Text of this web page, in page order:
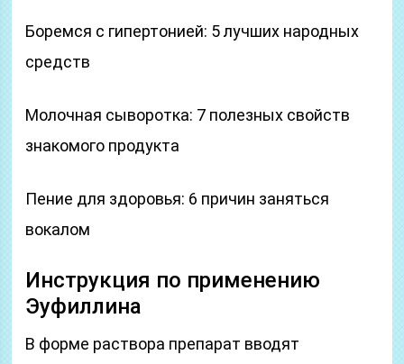
Боремся с гипертонией: 5 лучших народных
средств
Молочная сыворотка: 7 полезных свойств
знакомого продукта
Пение для здоровья: 6 причин заняться
вокалом
Инструкция по применению
Эуфиллина
В форме раствора препарат вводят